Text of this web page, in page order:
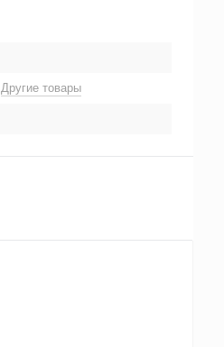
Другие товары